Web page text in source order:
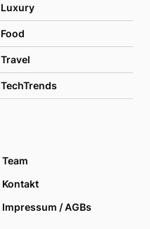
Luxury
Food
Travel
TechTrends
Team
Kontakt
Impressum / AGBs